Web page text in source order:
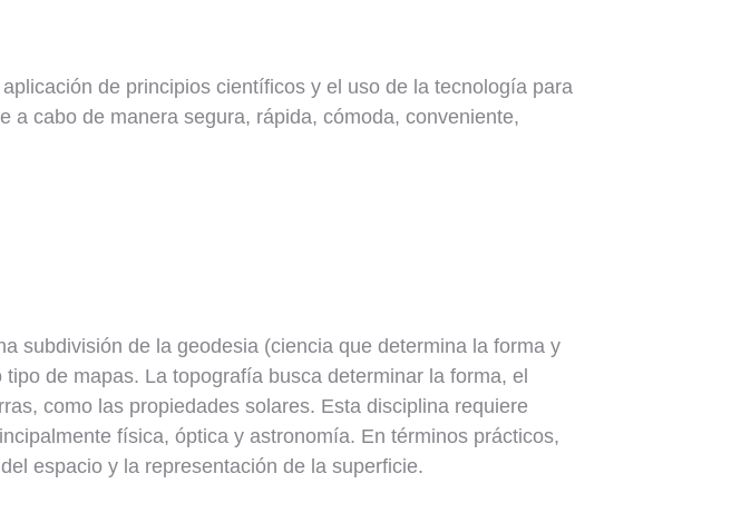
de principios científicos y el uso de la tecnología para
a cabo de manera segura, rápida, cómoda, conveniente,
subdivisión de la geodesia (ciencia que determina la forma y
de mapas. La topografía busca determinar la forma, el
como las propiedades solares. Esta disciplina requiere
física, óptica y astronomía. En términos prácticos,
espacio y la representación de la superficie.